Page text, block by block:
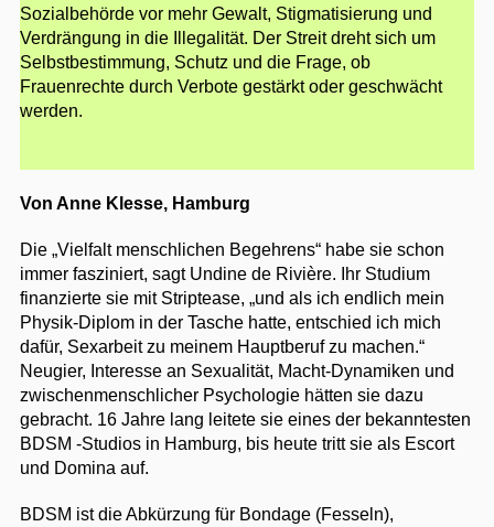
Sozialbehörde vor mehr Gewalt, Stigmatisierung und
Verdrängung in die Illegalität. Der Streit dreht sich um
Selbstbestimmung, Schutz und die Frage, ob
Frauenrechte durch Verbote gestärkt oder geschwächt
werden.
Von Anne Klesse, Hamburg
Die „Vielfalt menschlichen Begehrens“ habe sie schon
immer fasziniert, sagt Undine de Rivière. Ihr Studium
finanzierte sie mit Striptease, „und als ich endlich mein
Physik-Diplom in der Tasche hatte, entschied ich mich
dafür, Sexarbeit zu meinem Hauptberuf zu machen.“
Neugier, Interesse an Sexualität, Macht-Dynamiken und
zwischenmenschlicher Psychologie hätten sie dazu
gebracht. 16 Jahre lang leitete sie eines der bekanntesten
BDSM -Studios in Hamburg, bis heute tritt sie als Escort
und Domina auf.
BDSM ist die Abkürzung für Bondage (Fesseln),